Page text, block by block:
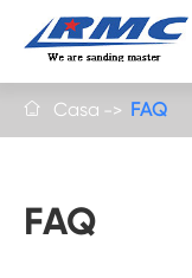
 Casa FAQ
FAQ